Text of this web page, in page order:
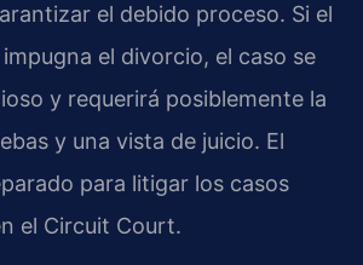
el debido proceso. Si el
el divorcio, el caso se
y requerirá posiblemente la
y una vista de juicio. El
para litigar los casos
el Circuit Court.